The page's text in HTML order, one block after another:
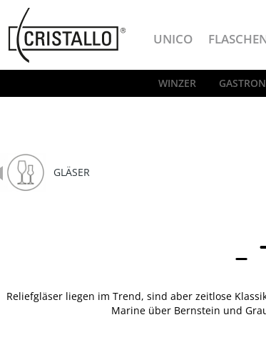
Cristallo
UNICO
WINZER
GLÄSER
Reliefgläser liegen im Trend, sind aber zeitlose
Marine über Bernstein und